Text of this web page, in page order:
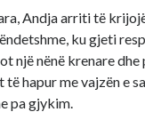
Andja arriti të
ku gjeti
një nënë krenare
hapur me vajzën e
pa gjykim.